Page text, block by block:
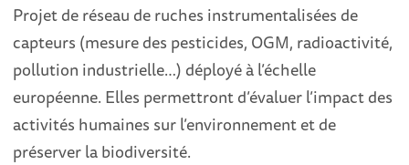
Projet de réseau de ruches instrumentalisées de
capteurs (mesure des pesticides, OGM, radioactivité,
pollution industrielle…) déployé à l’échelle
européenne. Elles permettront d’évaluer l’impact des
activités humaines sur l’environnement et de
préserver la biodiversité.